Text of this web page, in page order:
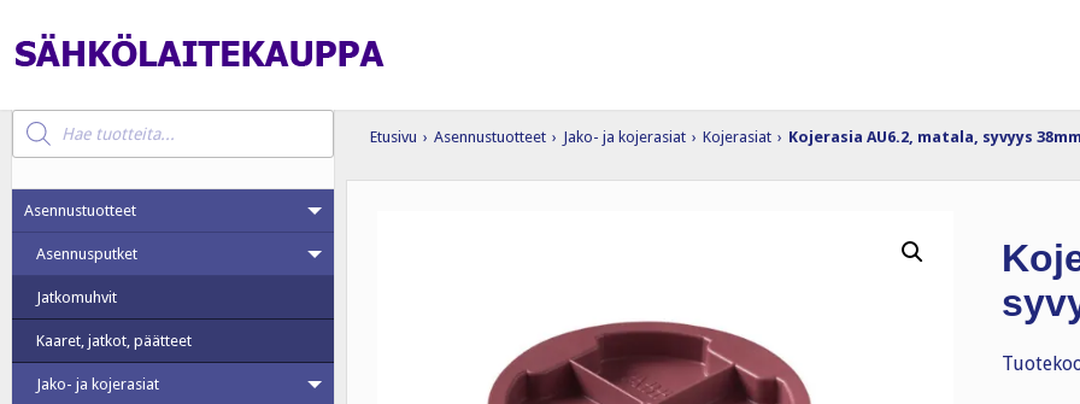
Etusivu › Asennustuotteet › Jako- ja kojerasiat › Kojerasiat › Kojerasia AU6.2, matala, syvyys
Products
search
Asennustuotteet
Asennusputket
Jatkomuhvit
Kaaret, jatkot, päätteet
Jako- ja kojerasiat